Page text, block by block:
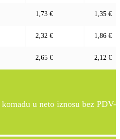
1,73 € 1,35 €
2,32 € 1,86 €
2,65 € 2,12 €
u neto iznosu bez PDV-